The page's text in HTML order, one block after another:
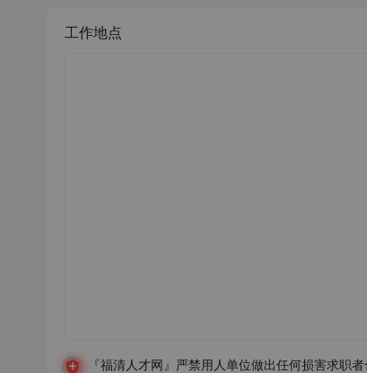
工作地点
『福清人才网』严禁用人单位做出任何损害求职